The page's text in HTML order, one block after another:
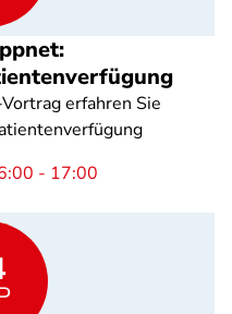
erfahren Sie
- 17:00